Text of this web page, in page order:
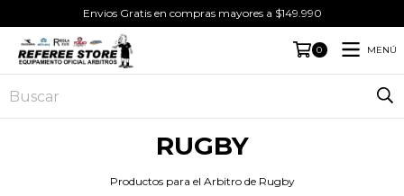
Envios Gratis en compras mayores a $149.990
0 MENÚ
RUGBY
Productos para el Arbitro de Rugby